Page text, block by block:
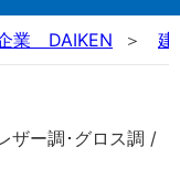
業 DAIKEN 建
ザー調･グロス調 /